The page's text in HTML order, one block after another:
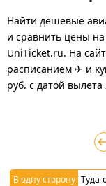
Найти дешевые
и сравнить цены
UniTicket.ru. На
расписанием ✈ и
руб. с датой вылета
В одну сторону Туда-